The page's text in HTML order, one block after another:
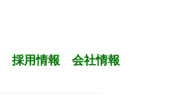
採用情報 会社情報